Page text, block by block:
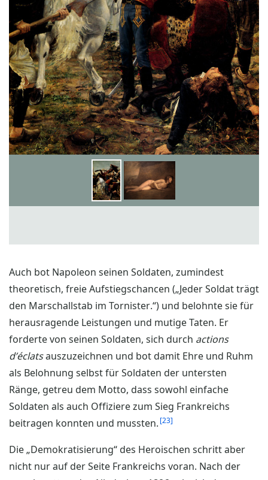
Auch bot Napoleon seinen Soldaten, zumindest
theoretisch, freie Aufstiegschancen („Jeder Soldat trägt
den Marschallstab im Tornister.“) und belohnte sie für
herausragende Leistungen und mutige Taten. Er
forderte von seinen Soldaten, sich durch actions
d’éclatsauszuzeichnen und bot damit Ehre und Ruhm
als Belohnung selbst für Soldaten der untersten
Ränge, getreu dem Motto, dass sowohl einfache
Soldaten als auch Offiziere zum Sieg Frankreichs
beitragen konnten und mussten. 23
Die „Demokratisierung“ des Heroischen schritt aber
nicht nur auf der Seite Frankreichs voran. Nach der